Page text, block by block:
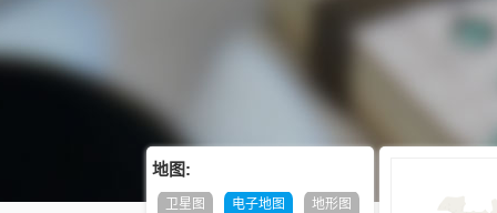
地图:
卫星图 电子地图 地形图